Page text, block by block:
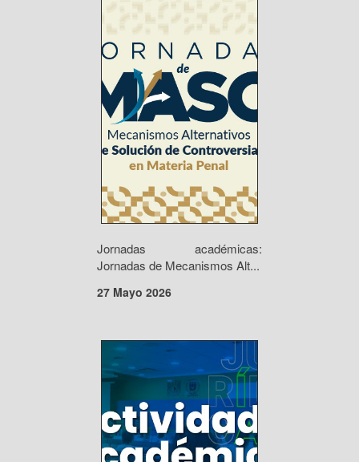
Jornadas académicas:
Jornadas de Mecanismos Alt...
27 Mayo 2026